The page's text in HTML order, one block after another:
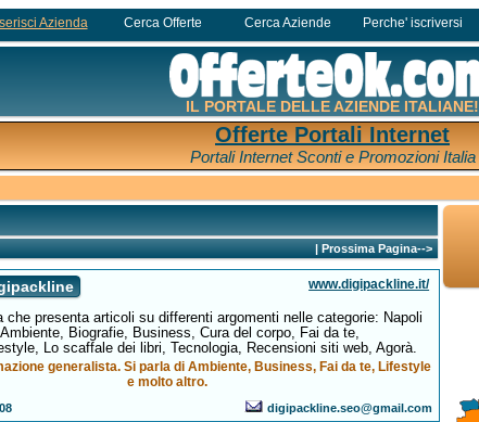
Azienda Cerca Offerte Cerca Aziende Perche' iscriversi
IL PORTALE DELLE AZIENDE ITALIANE!
Offerte Portali Internet
Portali Internet Sconti e Promozioni Italia
|Prossima Pagina-->
www.digipackline.it/
che presenta articoli su differenti argomenti nelle categorie: Napoli
Biografie, Business, Cura del corpo, Fai da te,
Lo scaffale dei libri, Tecnologia, Recensioni siti web, Agorà.
generalista. Si parla di Ambiente, Business, Fai da te, Lifestyle
e molto altro.
digipackline.seo@gmail.com